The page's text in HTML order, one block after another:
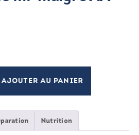
AJOUTER AU PANIER
Nutrition